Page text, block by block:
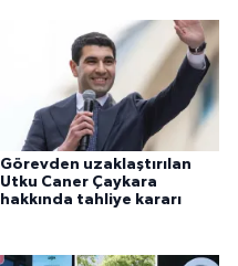
Görevden uzaklaştırılan
Utku Caner Çaykara
hakkında tahliye kararı